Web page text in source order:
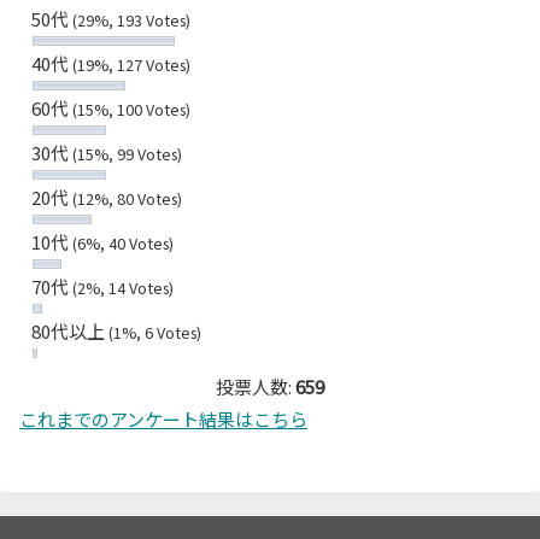
50代(29%, 193 Votes)
40代(19%, 127 Votes)
60代(15%, 100 Votes)
30代(15%, 99 Votes)
20代(12%, 80 Votes)
10代(6%, 40 Votes)
70代(2%, 14 Votes)
80代以上 (1%, 6 Votes)
投票人数:659
これまでのアンケート結果はこちら